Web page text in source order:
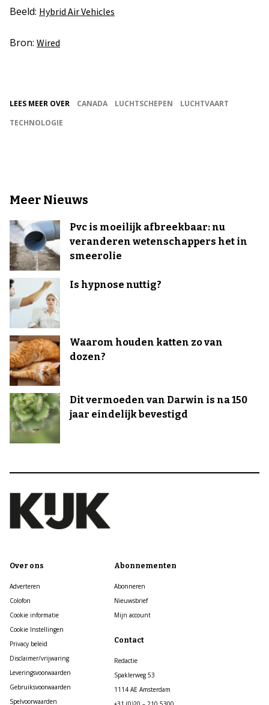
Beeld: Hybrid Air Vehicles
Bron: Wired
LEES MEER OVER CANADA LUCHTSCHEPEN
LUCHTVAART
TECHNOLOGIE
Meer Nieuws
Pvc is moeilijk afbreekbaar: nu
veranderen wetenschappers het in
smeerolie
Is hypnose nuttig?
Waarom houden katten zo van
dozen?
Dit vermoeden van Darwin is na 150
jaar eindelijk bevestigd
Over ons
Adverteren
Colofon
Cookie informatie
Cookie Instellingen
Privacy beleid
Disclaimer/vrijwaring
Leveringsvoorwaarden
Gebruiksvoorwaarden
Spelvoorwaarden
Abonnementen
Abonneren
Nieuwsbrief
Mijn account
Contact
Redactie
Spaklerweg 53
1114 AE Amsterdam